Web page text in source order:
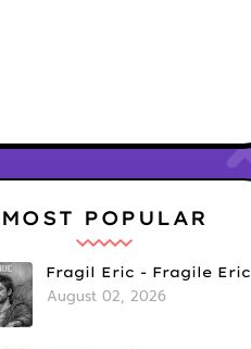
MOST POPULAR
Fragil Eric - Fragile Eric
August 02, 2026